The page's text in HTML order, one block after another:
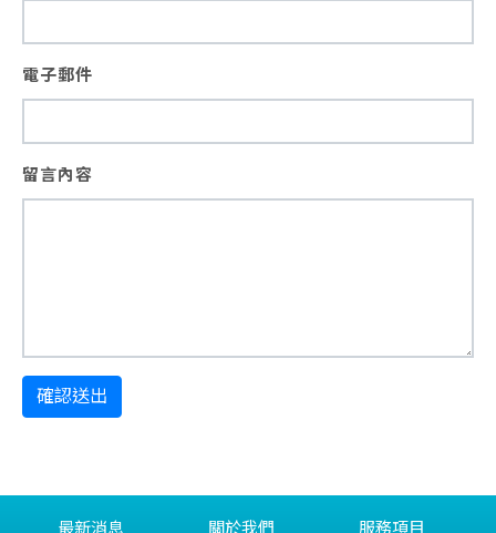
電子郵件
留言內容
確認送出
最新消息 關於我們 服務項目